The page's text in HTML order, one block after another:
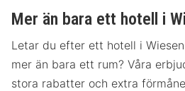
Mer än bara ett hotell i
Letar du efter ett hotell i
mer än bara ett rum? Våra
stora rabatter och extra